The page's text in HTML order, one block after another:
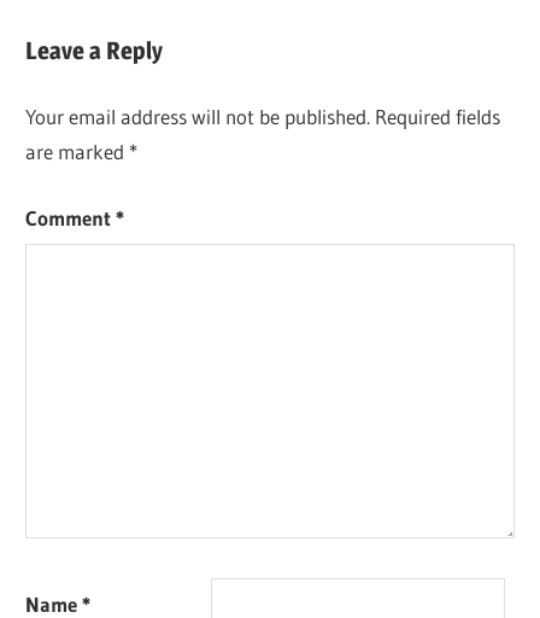
Leave a Reply
Your email address will not be published. Required fields
are marked *
Comment*
Name*